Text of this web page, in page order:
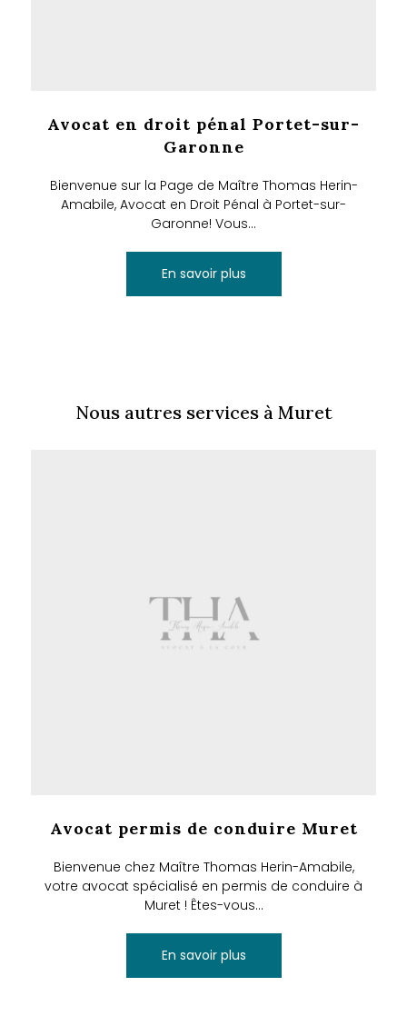
Avocat en droit pénal Portet-sur-
Garonne
Bienvenue sur la Page de Maître Thomas Herin-
Amabile, Avocat en Droit Pénal à Portet-sur-
Garonne! Vous...
En savoir plus
Nous autres services à Muret
Avocat permis de conduire Muret
Bienvenue chez Maître Thomas Herin-Amabile,
votre avocat spécialisé en permis de conduire à
Muret ! Êtes-vous...
En savoir plus